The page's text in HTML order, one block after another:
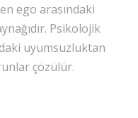
ego arasındaki
Psikolojik
uyumsuzluktan
çözülür.